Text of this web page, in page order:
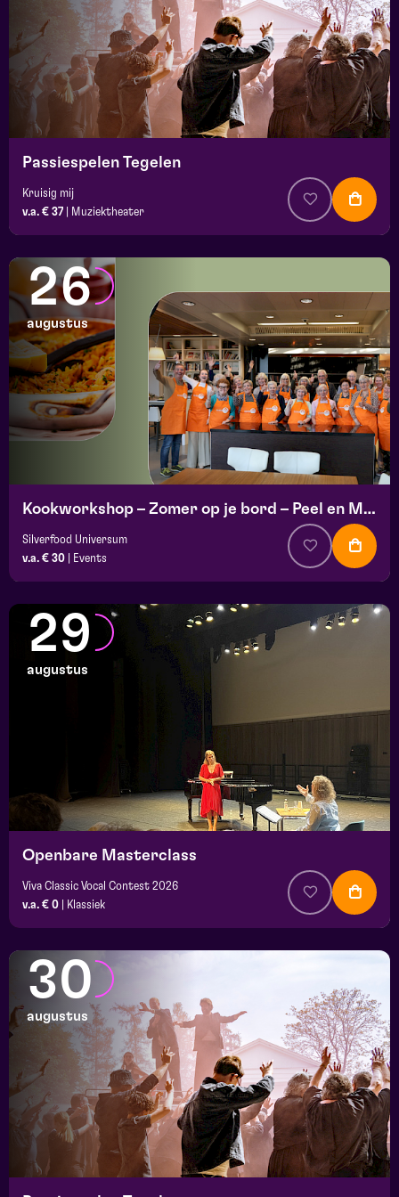
Passiespelen Tegelen
Kruisig mij
v.a. € 37
Muziektheater
26
augustus
Kookworkshop – Zomer op je bord – Peel en Maas
Silverfood Universum
v.a. € 30
Events
29
augustus
Openbare Masterclass
Viva Classic Vocal Contest 2026
v.a. € 0
Klassiek
30
augustus